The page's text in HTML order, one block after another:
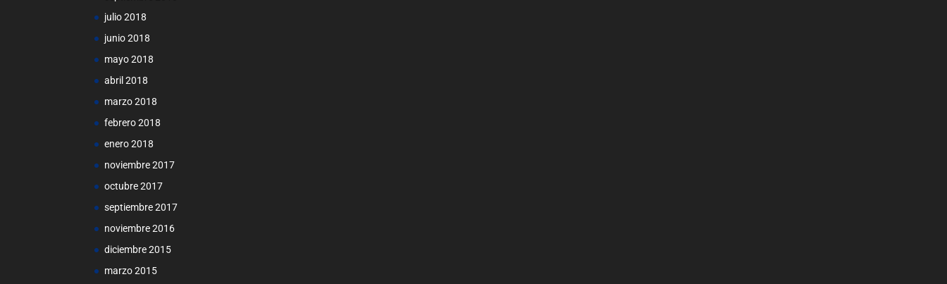
julio 2018
junio 2018
mayo 2018
abril 2018
marzo 2018
febrero 2018
enero 2018
noviembre 2017
octubre 2017
septiembre 2017
noviembre 2016
diciembre 2015
marzo 2015